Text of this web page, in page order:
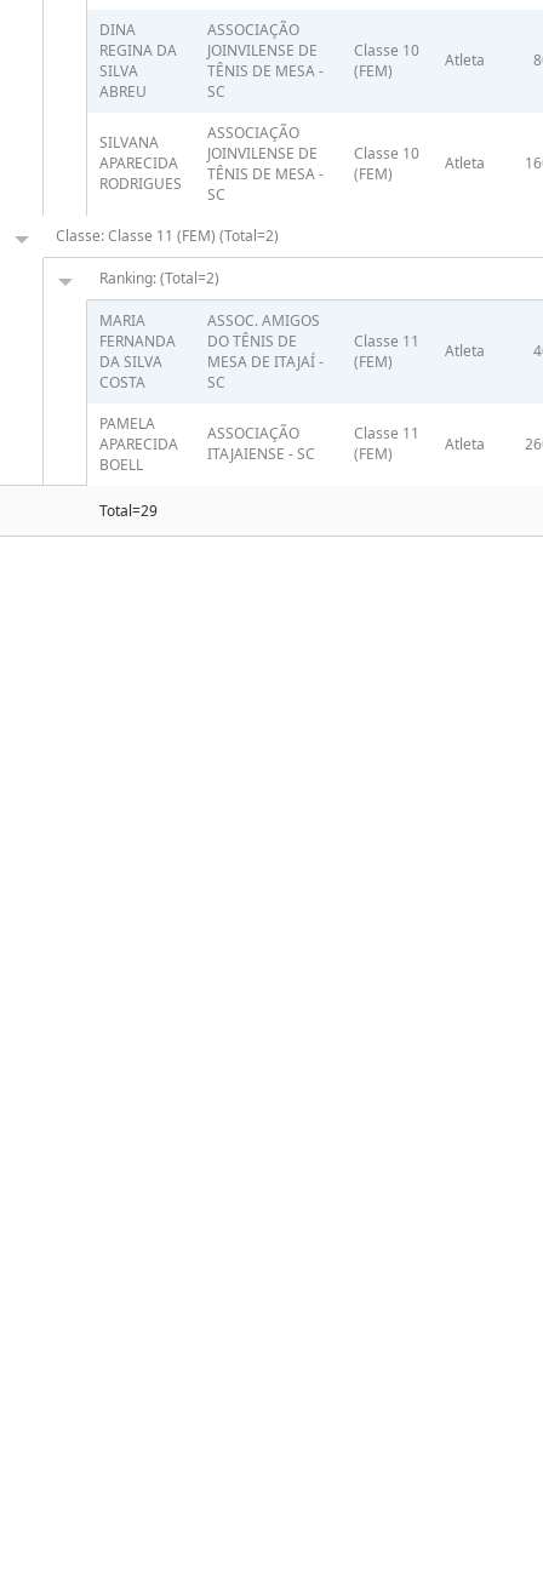
DINA
REGINA DA
SILVA
ABREU
ASSOCIAÇÃO
JOINVILENSE DE
TÊNIS DE MESA -
SC
Classe 10
(FEM)
Atleta
SILVANA
APARECIDA
RODRIGUES
ASSOCIAÇÃO
JOINVILENSE DE
TÊNIS DE MESA -
SC
Classe 10
(FEM)
Atleta
Classe: Classe 11 (FEM) (Total=2)
Ranking: (Total=2)
MARIA
FERNANDA
DA SILVA
COSTA
ASSOC. AMIGOS
DO TÊNIS DE
MESA DE ITAJAÍ -
SC
Classe 11
(FEM)
Atleta
PAMELA
APARECIDA
BOELL
ASSOCIAÇÃO
ITAJAIENSE - SC
Classe 11
(FEM)
Atleta
Total=29